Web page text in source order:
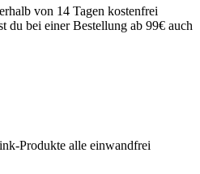
von 14 Tagen kostenfrei
du bei einer Bestellung ab 99€ auch
Produkte alle einwandfrei